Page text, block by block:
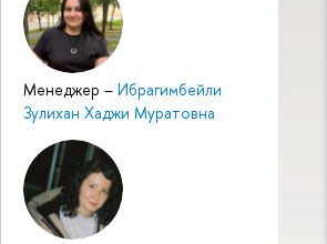
Менеджер – Ибрагимбейли
Зулихан Хаджи Муратовна